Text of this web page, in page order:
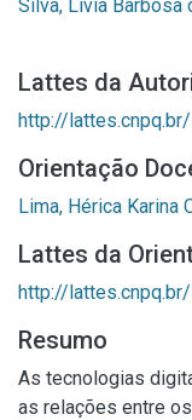
Silva, Lívia Barbosa
Lattes da
http://
Orientação
Lima, Hérica Karina
Lattes da
http://
Resumo
As tecnologias
as relações entre